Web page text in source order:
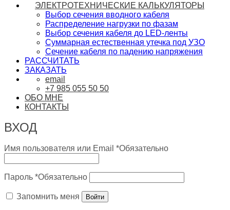
ЭЛЕКТРОТЕХНИЧЕСКИЕ КАЛЬКУЛЯТОРЫ
Выбор сечения вводного кабеля
Распределение нагрузки по фазам
Выбор сечения кабеля до LED-ленты
Суммарная естественная утечка под УЗО
Сечение кабеля по падению напряжения
РАССЧИТАТЬ
ЗАКАЗАТЬ
email
+7 985 055 50 50
ОБО МНЕ
КОНТАКТЫ
ВХОД
Имя пользователя или Email *Обязательно
Пароль *Обязательно
Запомнить меня Войти